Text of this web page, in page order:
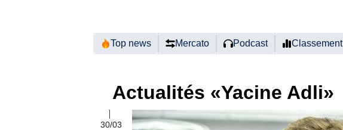
Top news Mercato Podcast Classement
Actualités «Yacine Adli»
30/03